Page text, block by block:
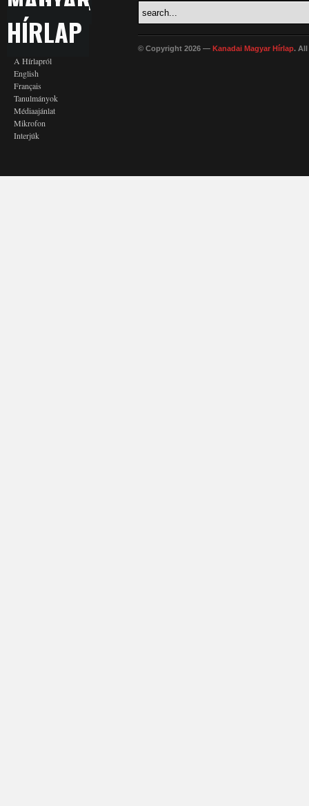
HÍRLAP
A Hírlapról
English
Français
Tanulmányok
Médiaajánlat
Mikrofon
Interjúk
© Copyright 2026 — Kanadai Magyar Hírlap. All